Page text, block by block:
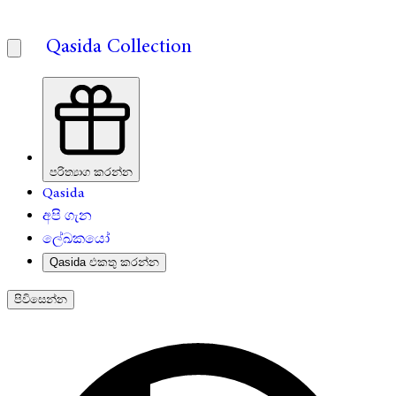
Qasida Collection
පරිත්‍යාග කරන්න
Qasida
අපි ගැන
ලේඛකයෝ
Qasida එකතු කරන්න
පිවිසෙන්න